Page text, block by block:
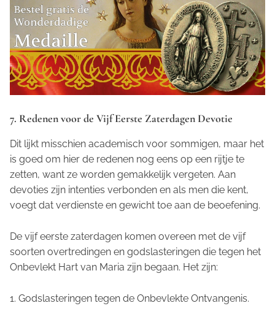
7. Redenen voor de Vijf Eerste Zaterdagen Devotie
Dit lijkt misschien academisch voor sommigen, maar het
is goed om hier de redenen nog eens op een rijtje te
zetten, want ze worden gemakkelijk vergeten. Aan
devoties zijn intenties verbonden en als men die kent,
voegt dat verdienste en gewicht toe aan de beoefening.
De vijf eerste zaterdagen komen overeen met de vijf
soorten overtredingen en godslasteringen die tegen het
Onbevlekt Hart van Maria zijn begaan. Het zijn:
1. Godslasteringen tegen de Onbevlekte Ontvangenis.